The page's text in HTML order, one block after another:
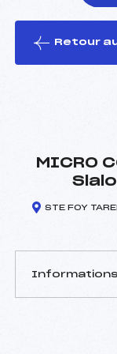
le ski
Retour
MICRO
STE FOY
Informations